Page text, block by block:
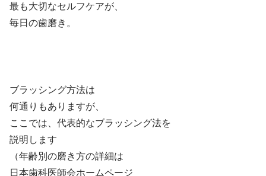
最も大切なセルフケアが、
毎日の歯磨き。
ブラッシング方法は
何通りもありますが、
ここでは、代表的なブラッシング法を
説明します
（年齢別の磨き方の詳細は
日本歯科医師会ホームページ